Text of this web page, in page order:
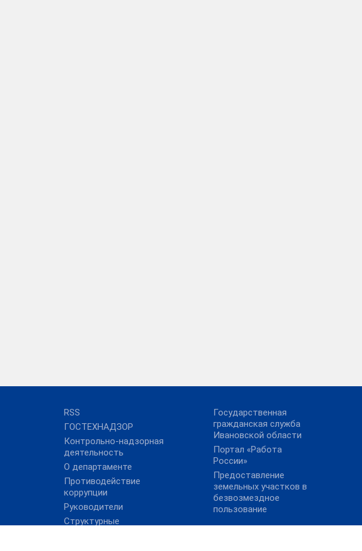
RSS
ГОСТЕХНАДЗОР
Контрольно-надзорная
деятельность
О департаменте
Противодействие
коррупции
Руководители
Структурные
Государственная
гражданская служба
Ивановской области
Портал «Работа
России»
Предоставление
земельных участков в
безвозмездное
пользование